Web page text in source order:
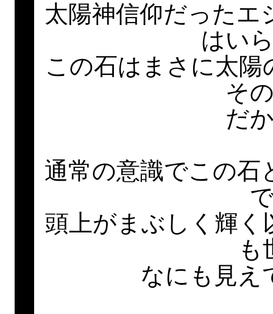
太陽神信仰だった
はい
この石はまさに太
そ
だ
通常の意識でこの石
頭上がまぶしく輝
も
なにも見え